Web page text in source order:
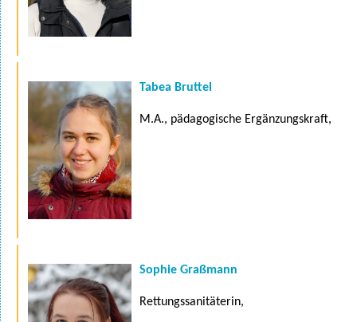
Tabea Bruttel
M.A., pädagogische Ergänzungskraft,
Sophie Graßmann
Rettungssanitäterin,